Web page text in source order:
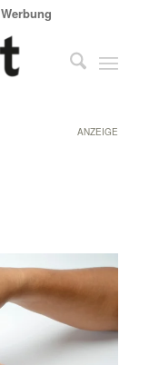
Werbung
ANZEIGE